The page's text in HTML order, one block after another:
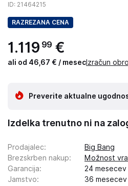
ID: 21464215
RAZREZANA CENA
1.119 99 €
ali od 46,67 € / mesec Izračun
Preverite aktualne
Izdelka trenutno ni na
Prodajalec:
Big Bang
Brezskrben nakup:
Možnost
Garancija:
24 mesecev
Jamstvo: 36 mesecev